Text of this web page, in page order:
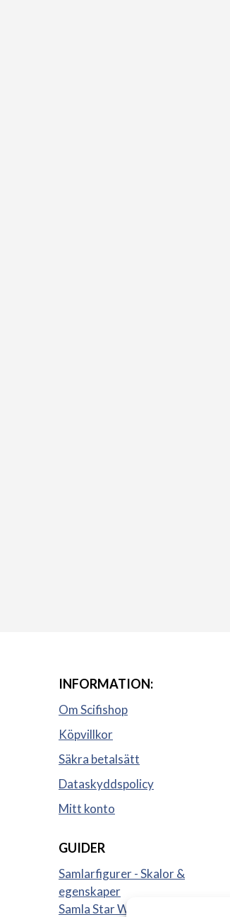
INFORMATION:
Om Scifishop
Köpvillkor
Säkra betalsätt
Dataskyddspolicy
Mitt konto
GUIDER
Samlarfigurer - Skalor &
egenskaper
Samla Star Wars figurer